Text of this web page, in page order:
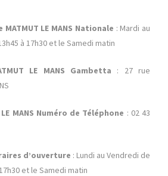
LE MANS Nationale : Mardi au
à 17h30 et le Samedi matin
LE MANS Gambetta : 27 rue
MANS Numéro de Téléphone : 02 43
d’ouverture : Lundi au Vendredi de
et le Samedi matin